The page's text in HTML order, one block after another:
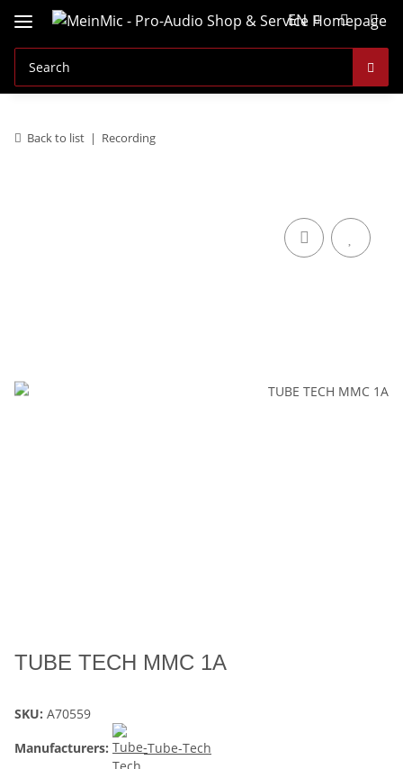
EN
Back to list Recording
TUBE TECH MMC 1A
SKU: A70559
Manufacturers:
Tube-Tech